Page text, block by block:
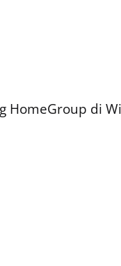
HomeGroup di